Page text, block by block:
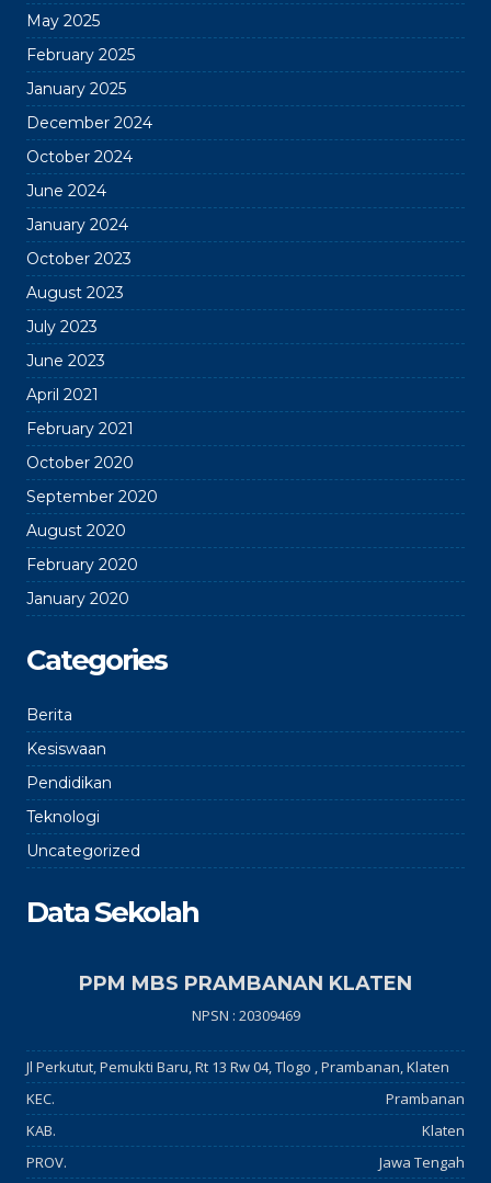
May 2025
February 2025
January 2025
December 2024
October 2024
June 2024
January 2024
October 2023
August 2023
July 2023
June 2023
April 2021
February 2021
October 2020
September 2020
August 2020
February 2020
January 2020
Categories
Berita
Kesiswaan
Pendidikan
Teknologi
Uncategorized
Data Sekolah
PPM MBS PRAMBANAN KLATEN
NPSN : 20309469
Jl Perkutut, Pemukti Baru, Rt 13 Rw 04, Tlogo , Prambanan, Klaten
KEC.
Prambanan
KAB.
Klaten
PROV.
Jawa Tengah